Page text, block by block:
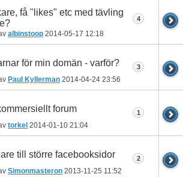
få "likes" etc med tävling
albinstoop 2014-05-17 12:18
4
för min domän - varför?
Paul Kyllerman 2014-04-24 23:56
3
forum
torkel 2014-01-10 21:04
1
till större facebooksidor
Simonmasteron 2013-11-25 11:52
2